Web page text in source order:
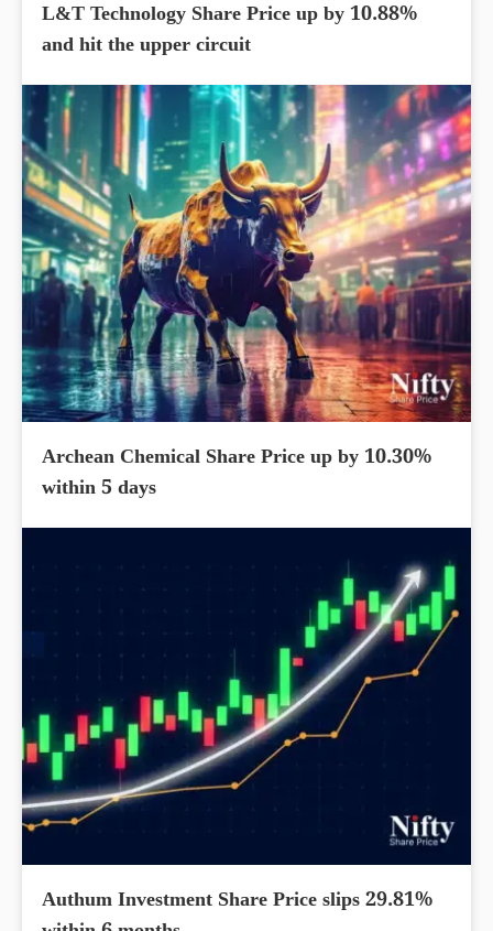
L&T Technology Share Price up by 10.88%
and hit the upper circuit
Archean Chemical Share Price up by 10.30%
within 5 days
Authum Investment Share Price slips 29.81%